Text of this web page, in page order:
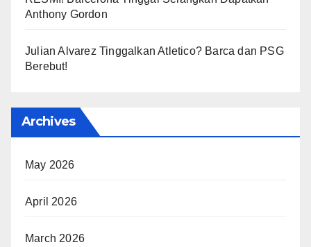
Anthony Gordon
Julian Alvarez Tinggalkan Atletico? Barca dan PSG
Berebut!
Archives
May 2026
April 2026
March 2026